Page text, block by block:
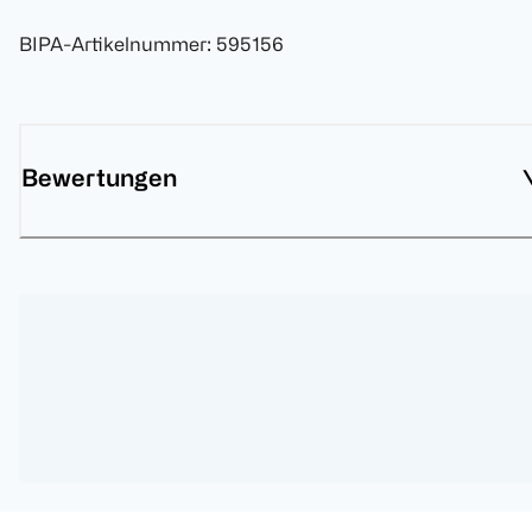
BIPA-Artikelnummer: 595156
Bewertungen